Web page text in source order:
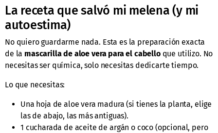
La receta que salvó mi melena (y mi
autoestima)
No quiero guardarme nada. Esta es la preparación exacta
de la mascarilla de aloe vera para el cabelloque utilizo. No
necesitas ser química, solo necesitas dedicarte tiempo.
Lo que necesitas:
Una hoja de aloe vera madura (si tienes la planta, elige
las de abajo, las más antiguas).
1 cucharada de aceite de argán o coco (opcional, pero